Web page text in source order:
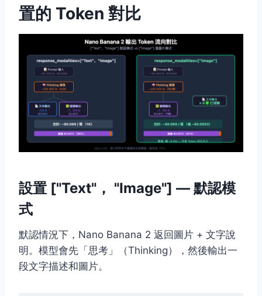
置的 Token 對比
設置 ["Text"， "Image"] — 默認模
式
默認情況下，Nano Banana 2 返回圖片 + 文字說
明。模型會先「思考」（Thinking），然後輸出一
段文字描述和圖片。